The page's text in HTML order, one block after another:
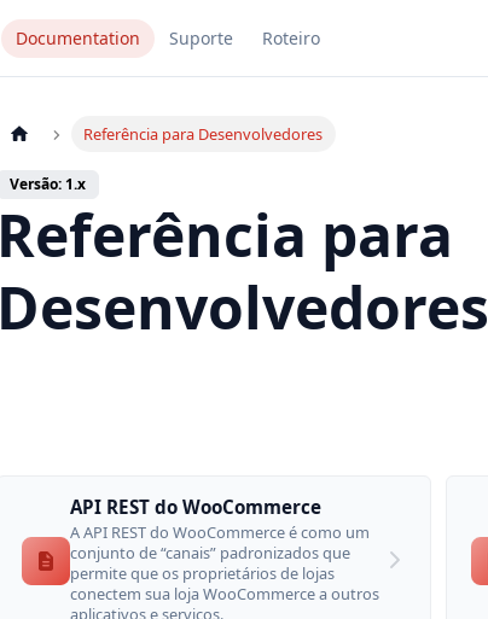
Documentation Suporte Roteiro
Referência para Desenvolvedores
Versão: 1.x
Referência para
Desenvolvedores
API REST do WooCommerce
A API REST do WooCommerce é como um
conjunto de “canais” padronizados que
permite que os proprietários de lojas
conectem sua loja WooCommerce a outros
aplicativos e serviços.